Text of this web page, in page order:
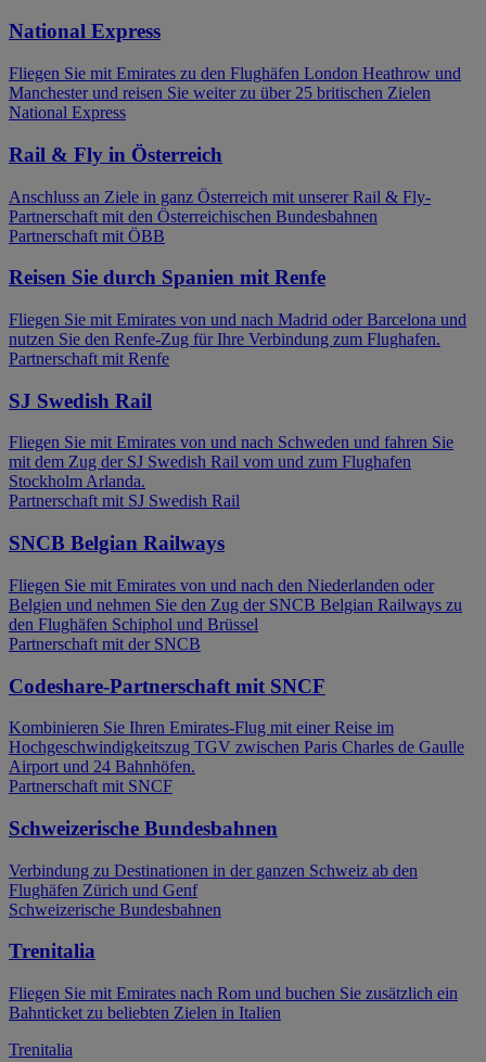
National Express
Fliegen Sie mit Emirates zu den Flughäfen London Heathrow und
Manchester und reisen Sie weiter zu über 25 britischen Zielen
National Express
Rail & Fly in Österreich
Anschluss an Ziele in ganz Österreich mit unserer Rail & Fly-
Partnerschaft mit den Österreichischen Bundesbahnen
Partnerschaft mit ÖBB
Reisen Sie durch Spanien mit Renfe
Fliegen Sie mit Emirates von und nach Madrid oder Barcelona und
nutzen Sie den Renfe-Zug für Ihre Verbindung zum Flughafen.
Partnerschaft mit Renfe
SJ Swedish Rail
Fliegen Sie mit Emirates von und nach Schweden und fahren Sie
mit dem Zug der SJ Swedish Rail vom und zum Flughafen
Stockholm Arlanda.
Partnerschaft mit SJ Swedish Rail
SNCB Belgian Railways
Fliegen Sie mit Emirates von und nach den Niederlanden oder
Belgien und nehmen Sie den Zug der SNCB Belgian Railways zu
den Flughäfen Schiphol und Brüssel
Partnerschaft mit der SNCB
Codeshare-Partnerschaft mit SNCF
Kombinieren Sie Ihren Emirates-Flug mit einer Reise im
Hochgeschwindigkeitszug TGV zwischen Paris Charles de Gaulle
Airport und 24 Bahnhöfen.
Partnerschaft mit SNCF
Schweizerische Bundesbahnen
Verbindung zu Destinationen in der ganzen Schweiz ab den
Flughäfen Zürich und Genf
Schweizerische Bundesbahnen
Trenitalia
Fliegen Sie mit Emirates nach Rom und buchen Sie zusätzlich ein
Bahnticket zu beliebten Zielen in Italien
Trenitalia